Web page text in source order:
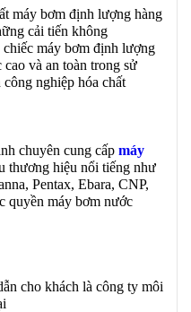
máy bơm định lượng hàng
cải tiến không
chiếc máy bơm định lượng
và an toàn trong sử
nghiệp hóa chất
chuyên cung cấp máy
thương hiệu nổi tiếng như
Pentax, Ebara, CNP,
quyền máy bơm nước
cho khách là công ty môi